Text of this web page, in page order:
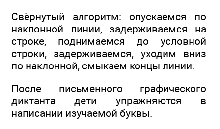
Свёрнутый алгоритм: опускаемся по
наклонной линии, задерживаемся на
строке, поднимаемся до условной
строки, задерживаемся, уходим вниз
по наклонной, смыкаем концы линии.
После письменного графического
диктанта дети упражняются в
написании изучаемой буквы.